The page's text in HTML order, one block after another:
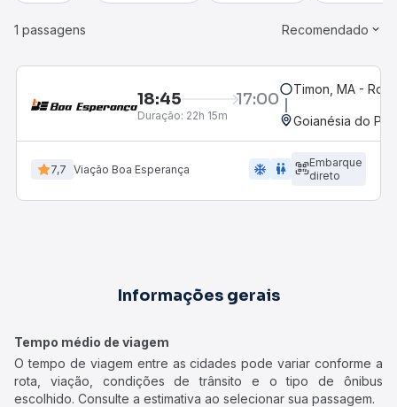
1 passagens Recomendado
18:45 17:00
Duração: 22h 15m
Timon, MA -
Goianésia do
7,7 Viação Boa Esperança ac_unit wc
Embarque
direto
Informações gerais
Tempo médio de viagem
O tempo de viagem entre as cidades pode variar conforme a
rota, viação, condições de trânsito e o tipo de ônibus
escolhido. Consulte a estimativa ao selecionar sua passagem.